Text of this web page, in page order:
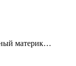
материк…